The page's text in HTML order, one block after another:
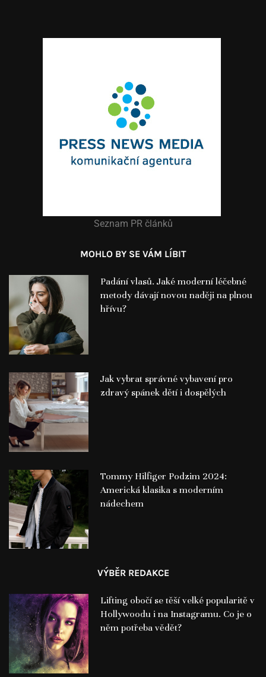
Seznam PR článků
MOHLO BY SE VÁM LÍBIT
Padání vlasů. Jaké moderní léčebné
metody dávají novou naději na plnou
hřívu?
Jak vybrat správné vybavení pro
zdravý spánek dětí i dospělých
Tommy Hilfiger Podzim 2024:
Americká klasika s moderním
nádechem
VÝBĚR REDAKCE
Lifting obočí se těší velké popularitě v
Hollywoodu i na Instagramu. Co je o
něm potřeba vědět?